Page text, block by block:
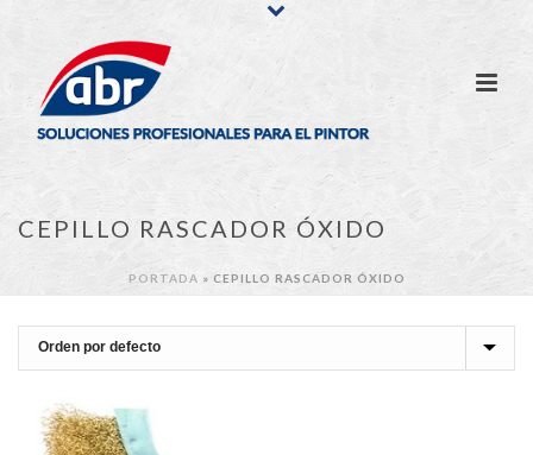
CEPILLO RASCADOR ÓXIDO
PORTADA » CEPILLO RASCADOR ÓXIDO